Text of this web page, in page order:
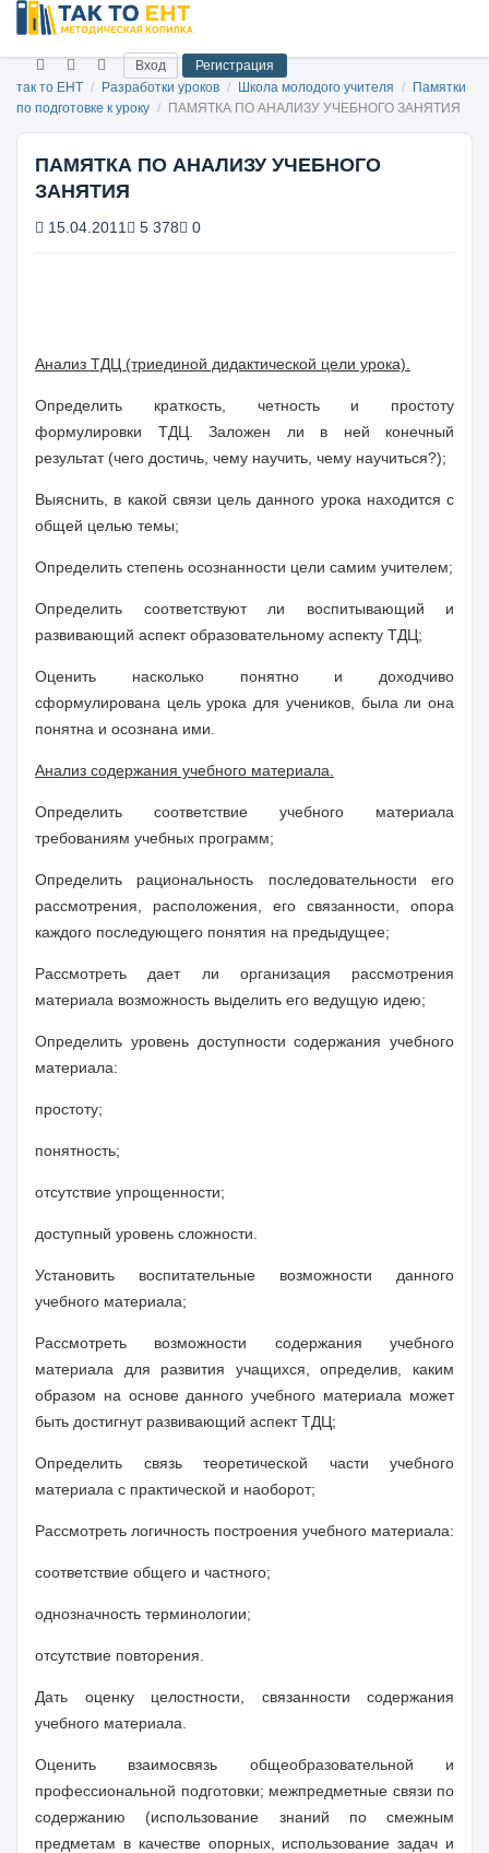
Вход
Регистрация
так то ЕНТ / Разработки уроков / Школа молодого учителя /
Памятки
по подготовке к уроку / ПАМЯТКА ПО АНАЛИЗУ УЧЕБНОГО ЗАНЯТИЯ
ПАМЯТКА ПО АНАЛИЗУ УЧЕБНОГО
ЗАНЯТИЯ
15.04.2011 5 378 0
Анализ ТДЦ (триединой дидактической цели урока).
Определить краткость, четность и простоту
формулировки ТДЦ. Заложен ли в ней конечный
результат (чего достичь, чему научить, чему научиться?);
Выяснить, в какой связи цель данного урока находится с
общей целью темы;
Определить степень осознанности цели самим учителем;
Определить соответствуют ли воспитывающий и
развивающий аспект образовательному аспекту ТДЦ;
Оценить насколько понятно и доходчиво
сформулирована цель урока для учеников, была ли она
понятна и осознана ими.
Анализ содержания учебного материала.
Определить соответствие учебного материала
требованиям учебных программ;
Определить рациональность последовательности его
рассмотрения, расположения, его связанности, опора
каждого последующего понятия на предыдущее;
Рассмотреть дает ли организация рассмотрения
материала возможность выделить его ведущую идею;
Определить уровень доступности содержания учебного
материала:
простоту;
понятность;
отсутствие упрощенности;
доступный уровень сложности.
Установить воспитательные возможности данного
учебного материала;
Рассмотреть возможности содержания учебного
материала для развития учащихся, определив, каким
образом на основе данного учебного материала может
быть достигнут развивающий аспект ТДЦ;
Определить связь теоретической части учебного
материала с практической и наоборот;
Рассмотреть логичность построения учебного материала:
соответствие общего и частного;
однозначность терминологии;
отсутствие повторения.
Дать оценку целостности, связанности содержания
учебного материала.
Оценить взаимосвязь общеобразовательной и
профессиональной подготовки; межпредметные связи по
содержанию (использование знаний по смежным
предметам в качестве опорных, использование задач и